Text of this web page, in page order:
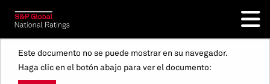
Este documento no se puede mostrar en su navegador.
Haga clic en el botón abajo para ver el documento: